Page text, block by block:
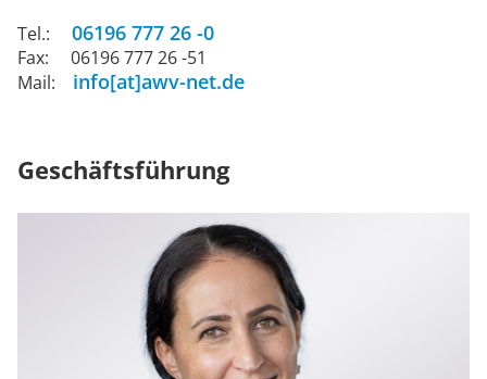
Tel.: 06196 777 26 -0
Fax: 06196 777 26 -51
Mail: info[at]awv-net.de
Geschäftsführung